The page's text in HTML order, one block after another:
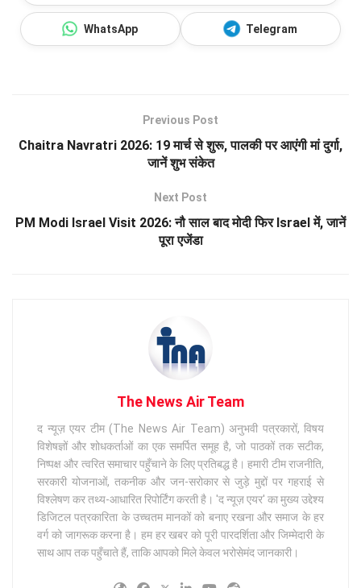
WhatsApp Telegram
Previous Post
Chaitra Navratri 2026: 19 मार्च से शुरू, पालकी पर आएंगी मां दुर्गा,
जानें शुभ संकेत
Next Post
PM Modi Israel Visit 2026: नौ साल बाद मोदी फिर Israel में, जानें
पूरा एजेंडा
The News Air Team
द न्यूज़ एयर टीम (The News Air Team) अनुभवी पत्रकारों, विषय
विशेषज्ञों और शोधकर्ताओं का एक समर्पित समूह है, जो पाठकों तक सटीक,
निष्पक्ष और त्वरित समाचार पहुँचाने के लिए प्रतिबद्ध है। हमारी टीम राजनीति,
सरकारी योजनाओं, तकनीक और जन-सरोकार से जुड़े मुद्दों पर गहराई से
विश्लेषण कर तथ्य-आधारित रिपोर्टिंग करती है। 'द न्यूज़ एयर' का मुख्य उद्देश्य
डिजिटल पत्रकारिता के उच्चतम मानकों को बनाए रखना और समाज के हर
वर्ग को जागरूक करना है। हम हर खबर को पूरी पारदर्शिता और जिम्मेदारी के
साथ आप तक पहुँचाते हैं, ताकि आपको मिले केवल भरोसेमंद जानकारी।